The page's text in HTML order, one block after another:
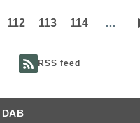
Seite Seite
112 113 114 …
RSS feed
DAB